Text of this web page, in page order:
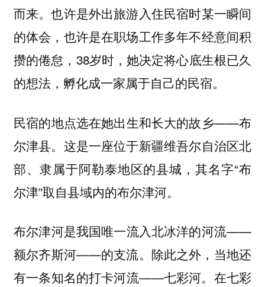
而来。也许是外出旅游入住民宿时某一瞬间
的体会，也许是在职场工作多年不经意间积
攒的倦怠，38岁时，她决定将心底生根已久
的想法，孵化成一家属于自己的民宿。
民宿的地点选在她出生和长大的故乡——布
尔津县。这是一座位于新疆维吾尔自治区北
部、隶属于阿勒泰地区的县城，其名字“布
尔津”取自县域内的布尔津河。
布尔津河是我国唯一流入北冰洋的河流——
额尔齐斯河——的支流。除此之外，当地还
有一条知名的打卡河流——七彩河。在七彩